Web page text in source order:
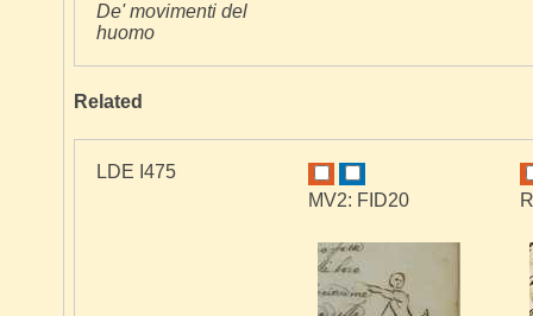
De' movimenti del
huomo
Related
LDE I475
MV2: FID20